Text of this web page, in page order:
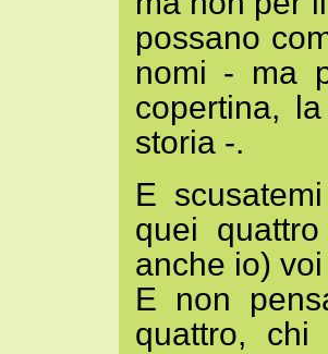
possano
nomi - ma
copertina,
storia -.
E
quei
anche io)
E non
quattro,